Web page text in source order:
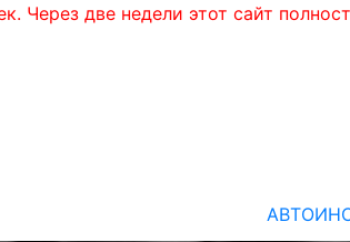
Через две недели этот сайт